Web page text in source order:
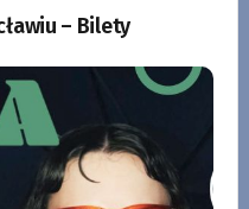
– Bilety